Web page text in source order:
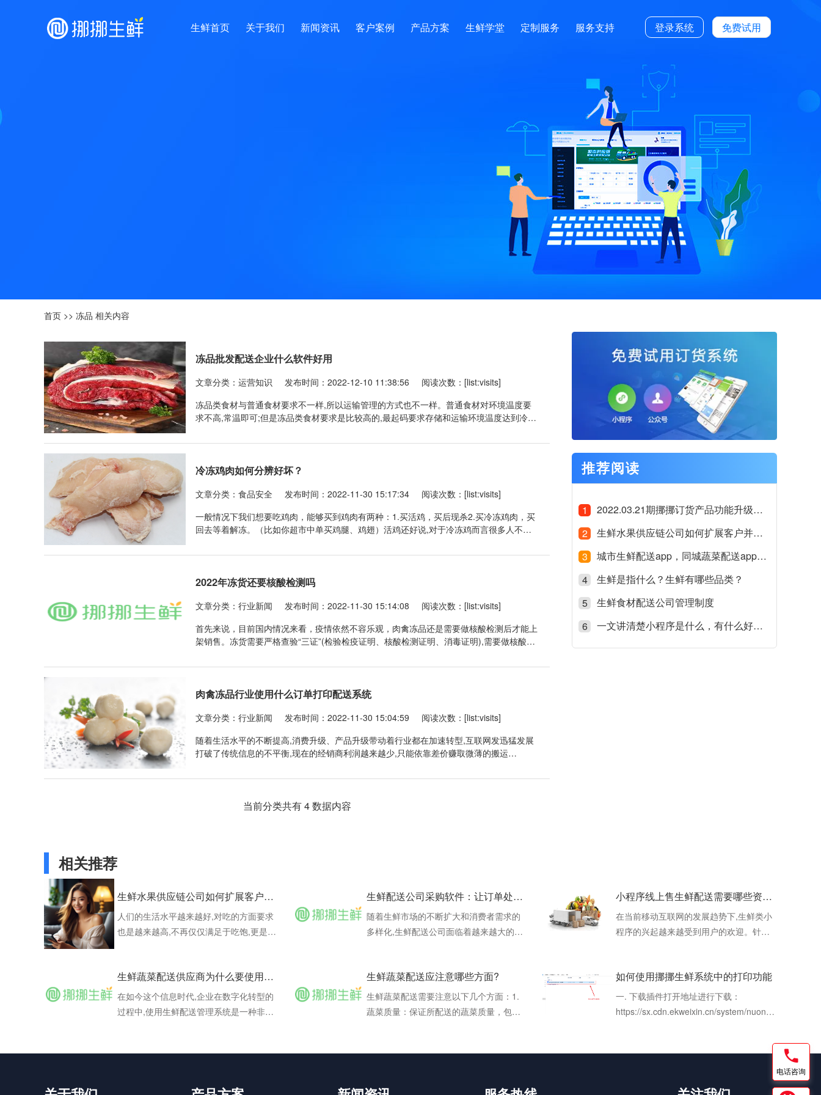
生鲜首页 关于我们 新闻资讯 客户案例 产品方案 生鲜学堂 定制服务 服务支持 登录系统 免费试用
首页 >> 冻品 相关内容
冻品批发配送企业什么软件好用
文章分类：运营知识 发布时间：2022-12-10 11:38:56
阅读次数：[list:visits]
冻品类食材与普通食材要求不一样,所以运输管理的方式也不一样。普通食材对环境温度要
求不高,常温即可;但是冻品类食材要求是比较高的,最起码要求存储和运输环境温度达到冷冻
看“大冰箱”中的冻品周转速率了,周转的越快,利润也就越多。传统
冷冻鸡肉如何分辨好坏？
文章分类：食品安全 发布时间：2022-11-30 15:17:34
阅读次数：[list:visits]
一般情况下我们想要吃鸡肉，能够买到鸡肉有两种：1.买活鸡，买后现杀2.买冷冻鸡肉，买
回去等着解冻。（比如你超市中单买鸡腿、鸡翅）活鸡还好说,对于冷冻鸡而言很多人不知
1、冷冻的鸡肉我们能判断其好坏优劣的方式有限,可以先从外观颜色来
2022年冻货还要核酸检测吗
文章分类：行业新闻 发布时间：2022-11-30 15:14:08
阅读次数：[list:visits]
首先来说，目前国内情况来看，疫情依然不容乐观，肉禽冻品还是需要做核酸检测后才能上
架销售。冻货需要严格查验“三证”(检验检疫证明、核酸检测证明、消毒证明),需要做核酸开
监管仓的核酸检测综合服务,进行严格检测。
肉禽冻品行业使用什么订单打印配送系统
文章分类：行业新闻 发布时间：2022-11-30 15:04:59
阅读次数：[list:visits]
随着生活水平的不断提高,消费升级、产品升级带动着行业都在加速转型,互联网发迅猛发展
打破了传统信息的不平衡,现在的经销商利润越来越少,只能依靠差价赚取微薄的搬运
格波动、餐饮店铺与供货商的货款结算方式及结算周期等多个问题,导致城市
当前分类共有 4 数据内容
推荐阅读
1
2022.03.21期挪挪订货产品功能升级公告
2
生鲜水果供应链公司如何扩展客户并服务好客户
3
城市生鲜配送app，同城蔬菜配送app平台有哪些？
4
生鲜是指什么？生鲜有哪些品类？
5
生鲜食材配送公司管理制度
6
一文讲清楚小程序是什么，有什么好处，它跟app的区别
相关推荐
生鲜水果供应链公司如何扩展客户并服务好客户
人们的生活水平越来越好,对吃的方面要求
也是越来越高,不再仅仅满足于吃饱,更是追
在说水果成为了生活的必须品也不为过
了。有需求就会有市场,需求越高市场就越
大,各项服务也就越好。比如说这个买水果,
生鲜配送公司采购软件：让订单处理与采购管理更高效
随着生鲜市场的不断扩大和消费者需求的
多样化,生鲜配送公司面临着越来越大的挑
决的问题。这时,生鲜配送公司采购软件应
运而生,为生鲜配送公司提供了一种高效、
便捷的管理方式。生鲜配送公司采购软件
小程序线上售生鲜配送需要哪些资质证件
在当前移动互联网的发展趋势下,生鲜类小
程序的兴起越来越受到用户的欢迎。针对
户带来更好的购物体验。1.营业执照在经营
开展之前,首先我们需要准备的证件就是营
业执照了,无论是个人开店还是企业经营,都
生鲜蔬菜配送供应商为什么要使用生鲜配送管理系统
在如今这个信息时代,企业在数字化转型的
过程中,使用生鲜配送管理系统是一种非常
质量,这是企业所需要思考的问题。生鲜配
一、提高效率生鲜配送管理系统可以自动
生鲜蔬菜配送应注意哪些方面?
生鲜蔬菜配送需要注意以下几个方面：1.
蔬菜质量：保证所配送的蔬菜质量，包括
供应商，并建立长期合作关系，以保证蔬
间对于蔬菜的新鲜度和质量至关重要。应
如何使用挪挪生鲜系统中的打印功能
一. 下载插件打开地址进行下载：
https://sx.cdn.ekweixin.cn/system/nuonuo-
窗口粘贴到地址栏进行访问）二.安装插件
出现以下界面表示成功如果出现下面这个
电话咨询